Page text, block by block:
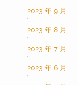
2023 年 9 月
2023 年 8 月
2023 年 7 月
2023 年 6 月